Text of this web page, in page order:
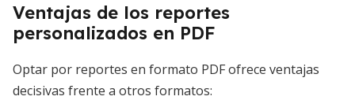
Ventajas de los reportes
personalizados en PDF
Optar por reportes en formato PDF ofrece ventajas
decisivas frente a otros formatos: